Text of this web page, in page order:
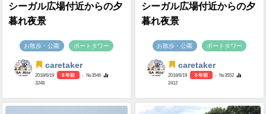
シーガル広場付近からの夕
暮れ夜景
お散歩・公園 ポートタワー
caretaker
2018/6/19 8 年前
- №3546
3248
シーガル広場付近からの夕
暮れ夜景
お散歩・公園 ポートタワー
caretaker
2018/6/19 8 年前
- №3552
2412